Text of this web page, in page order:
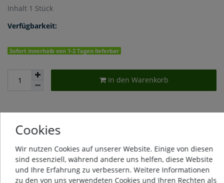
Inhalt 1 Stück
Verfügbarkeit:
Sofort innerhalb von 1-2 Tagen lieferbar
In den Warenkorb
* inkl. ges. MwSt. zzgl.Versandkosten
Cookies
Wir nutzen Cookies auf unserer Website. Einige von diesen
sind essenziell, während andere uns helfen, diese Website
und Ihre Erfahrung zu verbessern. Weitere Informationen
zu den von uns verwendeten Cookies und Ihren Rechten als